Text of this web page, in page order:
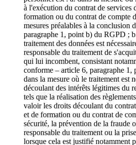
à l'exécution du contrat de services
formation ou du contrat de compte
mesures préalables à la conclusion
paragraphe 1, point b) du RGPD ;
traitement des données est
responsable du traitement de
qui lui incombent, consistant
conforme – article 6, paragraphe
dans la mesure où le traitement est
découlant des intérêts légitimes du
tels que la réalisation des
valoir les droits découlant du
et de formation ou du contrat de
sécurité, la prévention de la fraude
responsable du traitement ou la
lorsque cela est justifié notamment